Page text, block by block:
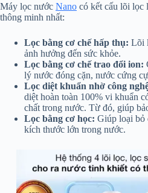
Máy lọc nước Nano có kết cấu lõi lọc
thông minh nhất:
Lọc bằng cơ chế hấp thụ: Lõi
ảnh hưởng đến sức khỏe.
Lọc bằng cơ chế trao đổi ion:
lý nước đóng cặn, nước cứng
Lọc diệt khuẩn nhờ công
diệt hoàn toàn 100% vi khuẩn
chất trong nước. Từ đó, giúp
Lọc bằng cơ học: Giúp loại bỏ
kích thước lớn trong nước.